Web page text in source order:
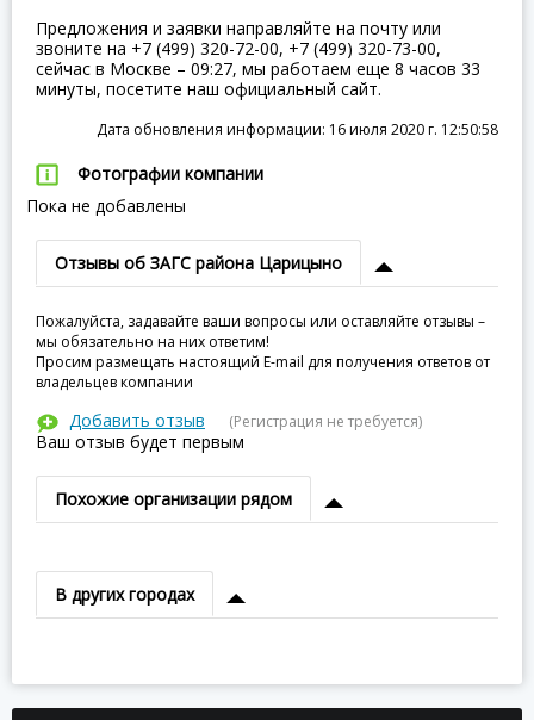
Предложения и заявки направляйте на почту или
звоните на +7 (499) 320-72-00, +7 (499) 320-73-00,
сейчас в Москве – 09:27, мы работаем еще 8 часов 33
минуты, посетите наш официальный сайт.
Дата обновления информации: 16 июля 2020 г. 12:50:58
Фотографии компании
Пока не добавлены
Отзывы об ЗАГС района Царицыно
Пожалуйста, задавайте ваши вопросы или оставляйте отзывы –
мы обязательно на них ответим!
Просим размещать настоящий E-mail для получения ответов от
владельцев компании
Добавить отзыв (Регистрация не требуется)
Ваш отзыв будет первым
Похожие организации рядом
В других городах